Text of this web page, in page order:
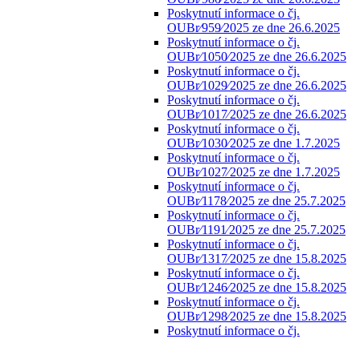
Poskytnutí informace o čj.
OUBr⁄959⁄2025 ze dne 26.6.2025
Poskytnutí informace o čj.
OUBr⁄1050⁄2025 ze dne 26.6.2025
Poskytnutí informace o čj.
OUBr⁄1029⁄2025 ze dne 26.6.2025
Poskytnutí informace o čj.
OUBr⁄1017⁄2025 ze dne 26.6.2025
Poskytnutí informace o čj.
OUBr⁄1030⁄2025 ze dne 1.7.2025
Poskytnutí informace o čj.
OUBr⁄1027⁄2025 ze dne 1.7.2025
Poskytnutí informace o čj.
OUBr⁄1178⁄2025 ze dne 25.7.2025
Poskytnutí informace o čj.
OUBr⁄1191⁄2025 ze dne 25.7.2025
Poskytnutí informace o čj.
OUBr⁄1317⁄2025 ze dne 15.8.2025
Poskytnutí informace o čj.
OUBr⁄1246⁄2025 ze dne 15.8.2025
Poskytnutí informace o čj.
OUBr⁄1298⁄2025 ze dne 15.8.2025
Poskytnutí informace o čj.